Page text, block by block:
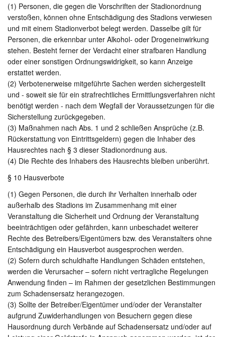
(1) Personen, die gegen die Vorschriften der Stadionordnung
verstoßen, können ohne Entschädigung des Stadions verwiesen
und mit einem Stadionverbot belegt werden. Dasselbe gilt für
Personen, die erkennbar unter Alkohol- oder Drogeneinwirkung
stehen. Besteht ferner der Verdacht einer strafbaren Handlung
oder einer sonstigen Ordnungswidrigkeit, so kann Anzeige
erstattet werden.
(2) Verbotenerweise mitgeführte Sachen werden sichergestellt
und - soweit sie für ein strafrechtliches Ermittlungsverfahren nicht
benötigt werden - nach dem Wegfall der Voraussetzungen für die
Sicherstellung zurückgegeben.
(3) Maßnahmen nach Abs. 1 und 2 schließen Ansprüche (z.B.
Rückerstattung von Eintrittsgeldern) gegen die Inhaber des
Hausrechtes nach § 3 dieser Stadionordnung aus.
(4) Die Rechte des Inhabers des Hausrechts bleiben unberührt.
§ 10 Hausverbote
(1) Gegen Personen, die durch ihr Verhalten innerhalb oder
außerhalb des Stadions im Zusammenhang mit einer
Veranstaltung die Sicherheit und Ordnung der Veranstaltung
beeinträchtigen oder gefährden, kann unbeschadet weiterer
Rechte des Betreibers/Eigentümers bzw. des Veranstalters ohne
Entschädigung ein Hausverbot ausgesprochen werden.
(2) Sofern durch schuldhafte Handlungen Schäden entstehen,
werden die Verursacher – sofern nicht vertragliche Regelungen
Anwendung finden – im Rahmen der gesetzlichen Bestimmungen
zum Schadensersatz herangezogen.
(3) Sollte der Betreiber/Eigentümer und/oder der Veranstalter
aufgrund Zuwiderhandlungen von Besuchern gegen diese
Hausordnung durch Verbände auf Schadensersatz und/oder auf